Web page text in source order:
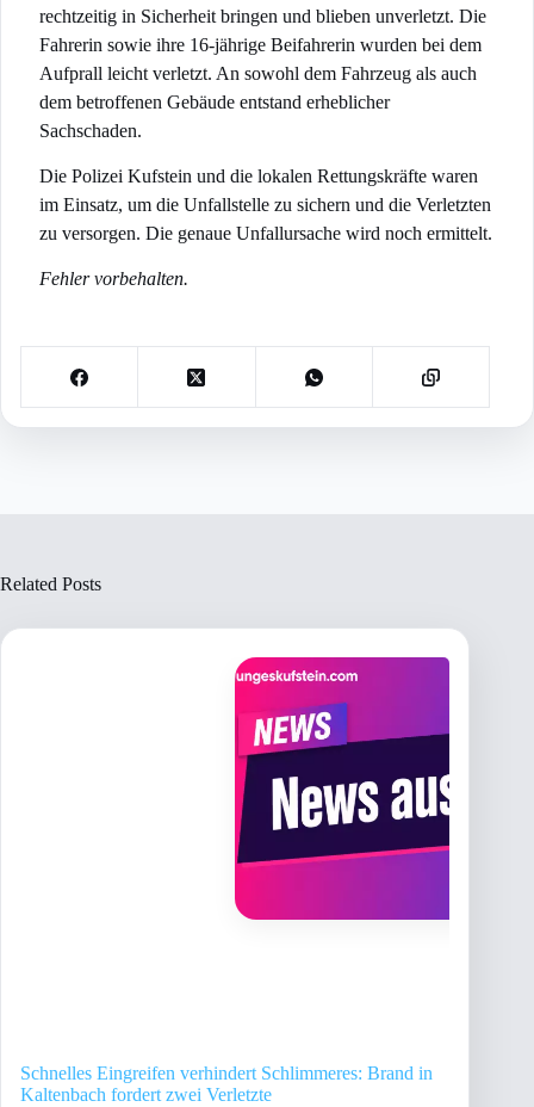
rechtzeitig in Sicherheit bringen und blieben unverletzt. Die
Fahrerin sowie ihre 16-jährige Beifahrerin wurden bei dem
Aufprall leicht verletzt. An sowohl dem Fahrzeug als auch
dem betroffenen Gebäude entstand erheblicher
Sachschaden.
Die Polizei Kufstein und die lokalen Rettungskräfte waren
im Einsatz, um die Unfallstelle zu sichern und die Verletzten
zu versorgen. Die genaue Unfallursache wird noch ermittelt.
Fehler vorbehalten.
Related Posts
Schnelles Eingreifen verhindert Schlimmeres: Brand in
Kaltenbach fordert zwei Verletzte